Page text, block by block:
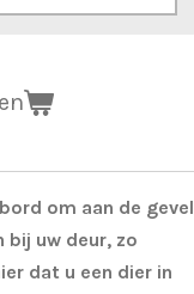
om aan de gevel
bij uw deur, zo
dat u een dier in